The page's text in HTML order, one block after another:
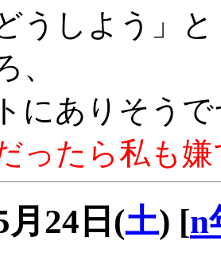
うしよう」と
、
にありそう
ったら私も嫌
月24日(土) [n